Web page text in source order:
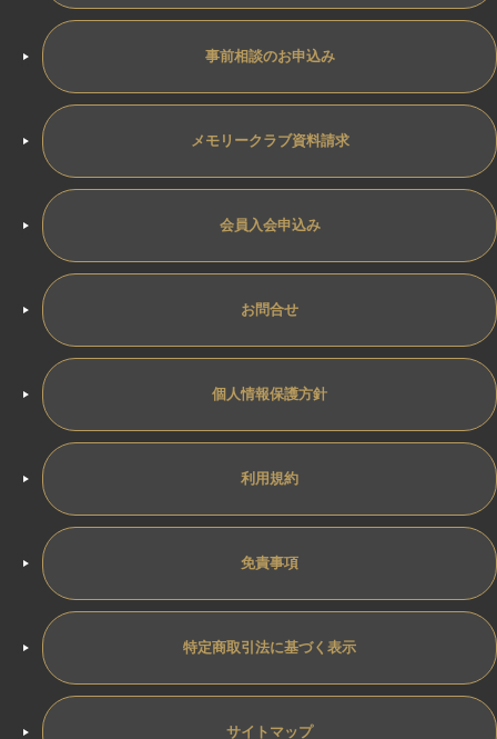
事前相談のお申込み
メモリークラブ資料請求
会員入会申込み
お問合せ
個人情報保護方針
利用規約
免責事項
特定商取引法に基づく表示
サイトマップ